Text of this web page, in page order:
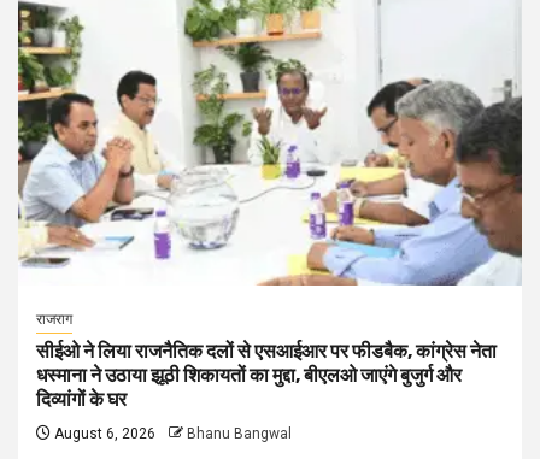
राजराग
सीईओ ने लिया राजनैतिक दलों से एसआईआर पर फीडबैक, कांग्रेस नेता
धस्माना ने उठाया झूठी शिकायतों का मुद्दा, बीएलओ जाएंगे बुजुर्ग और
दिव्यांगों के घर
August 6, 2026 Bhanu Bangwal